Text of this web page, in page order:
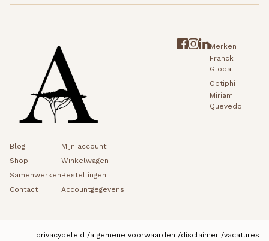
Merken
Franck
Global
Optiphi
Miriam
Quevedo
Blog
Shop
Samenwerken
Contact
Mijn account
Winkelwagen
Bestellingen
Accountgegevens
privacybeleid algemene voorwaarden disclaimer vacatures